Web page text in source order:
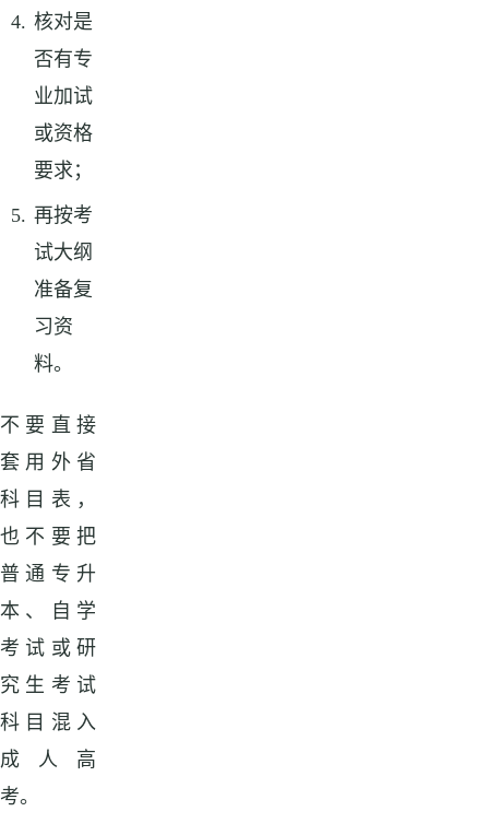
核对是
否有专
业加试
或资格
要求；
再按考
试大纲
准备复
习资
料。
不要直接
套用外省
科目表，
也不要把
普通专升
本、自学
考试或研
究生考试
科目混入
成人高
考。